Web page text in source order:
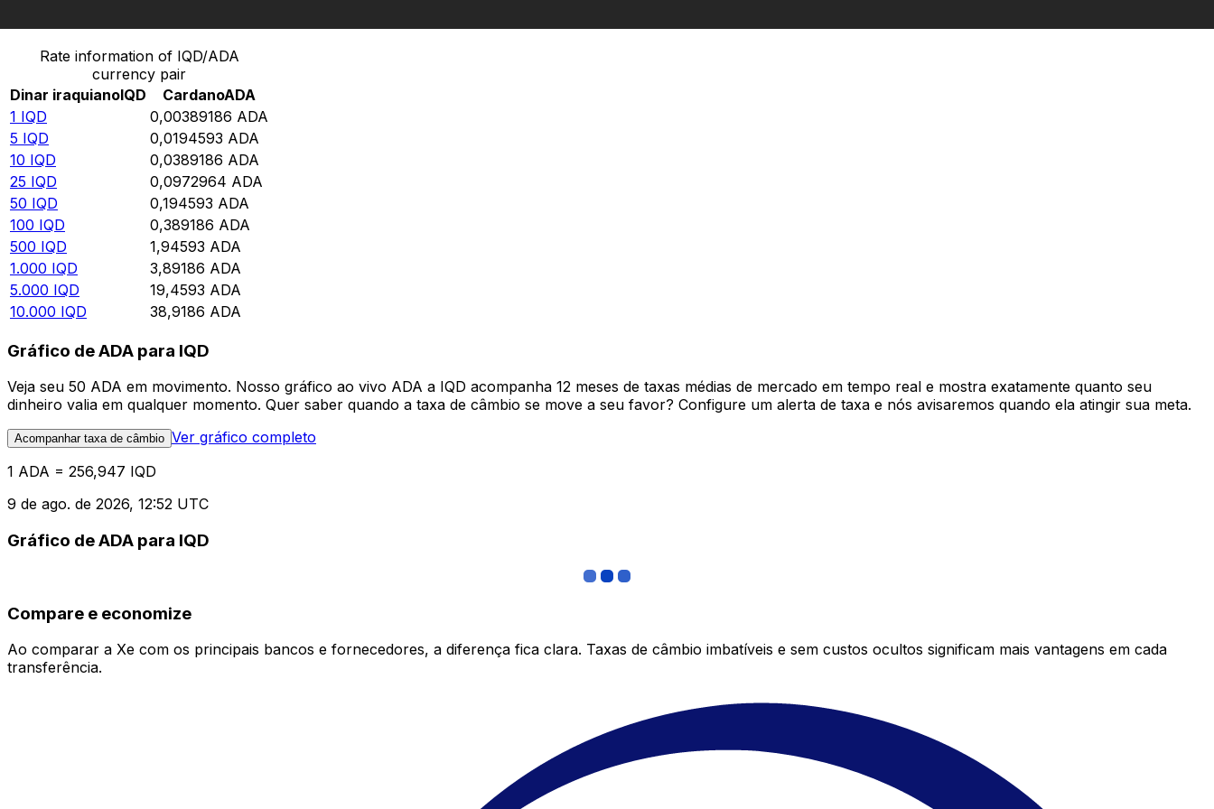
Rate information of IQD/ADA
currency pair
Dinar iraquianoIQD CardanoADA
1 IQD 0,00389186 ADA
5 IQD 0,0194593 ADA
10 IQD 0,0389186 ADA
25 IQD 0,0972964 ADA
50 IQD 0,194593 ADA
100 IQD 0,389186 ADA
500 IQD 1,94593 ADA
1.000 IQD 3,89186 ADA
5.000 IQD 19,4593 ADA
10.000 IQD 38,9186 ADA
Gráfico de ADA para IQD
Veja seu 50 ADA em movimento. Nosso gráfico ao vivo ADA a IQD acompanha 12 meses de taxas médias de mercado em tempo real e mostra exatamente quanto seu
dinheiro valia em qualquer momento. Quer saber quando a taxa de câmbio se move a seu favor? Configure um alerta de taxa e nós avisaremos quando ela atingir sua meta.
Acompanhar taxa de câmbio Ver gráfico completo
1 ADA = 256,947 IQD
9 de ago. de 2026, 12:52 UTC
Gráfico de ADA para IQD
Compare e economize
Ao comparar a Xe com os principais bancos e fornecedores, a diferença fica clara. Taxas de câmbio imbatíveis e sem custos ocultos significam mais vantagens em cada
transferência.